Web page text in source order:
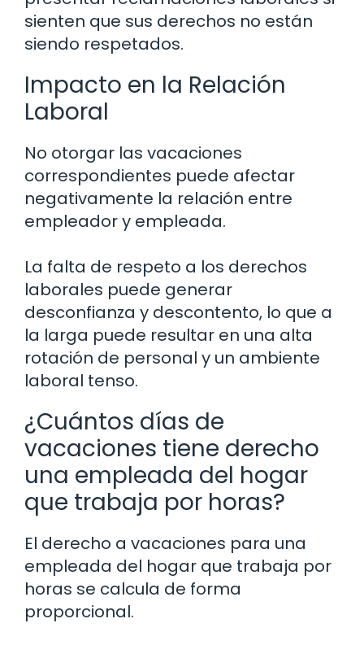
sienten que sus derechos no están
siendo respetados.
Impacto en la Relación
Laboral
No otorgar las vacaciones
correspondientes puede afectar
negativamente la relación entre
empleador y empleada.
La falta de respeto a los derechos
laborales puede generar
desconfianza y descontento, lo que a
la larga puede resultar en una alta
rotación de personal y un ambiente
laboral tenso.
¿Cuántos días de
vacaciones tiene derecho
una empleada del hogar
que trabaja por horas?
El derecho a vacaciones para una
empleada del hogar que trabaja por
horas se calcula de forma
proporcional.